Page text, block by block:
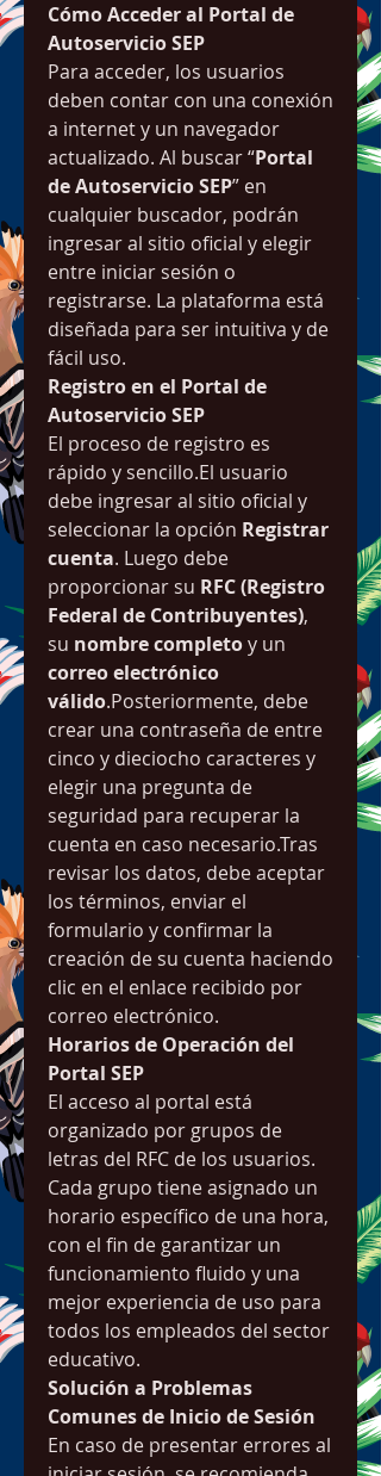
Cómo Acceder al Portal de
Autoservicio SEP
Para acceder, los usuarios
deben contar con una conexión
a internet y un navegador
actualizado. Al buscar “Portal
de Autoservicio SEP” en
cualquier buscador, podrán
ingresar al sitio oficial y elegir
entre iniciar sesión o
registrarse. La plataforma está
diseñada para ser intuitiva y de
fácil uso.
Registro en el Portal de
Autoservicio SEP
El proceso de registro es
rápido y sencillo.El usuario
debe ingresar al sitio oficial y
seleccionar la opción Registrar
cuenta. Luego debe
proporcionar su RFC (Registro
Federal de Contribuyentes),
su nombre completo
correo electrónico
válido.Posteriormente, debe
crear una contraseña de entre
cinco y dieciocho caracteres y
elegir una pregunta de
seguridad para recuperar la
cuenta en caso necesario.Tras
revisar los datos, debe aceptar
los términos, enviar el
formulario y confirmar la
creación de su cuenta haciendo
clic en el enlace recibido por
correo electrónico.
Horarios de Operación del
Portal SEP
El acceso al portal está
organizado por grupos de
letras del RFC de los usuarios.
Cada grupo tiene asignado un
horario específico de una hora,
con el fin de garantizar un
funcionamiento fluido y una
mejor experiencia de uso para
todos los empleados del sector
educativo.
Solución a Problemas
Comunes de Inicio de Sesión
En caso de presentar errores al